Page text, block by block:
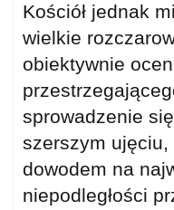
Kościół jednak
wielkie
obiektywnie
sprowadzenie
szerszym
dowodem na
niepodległości